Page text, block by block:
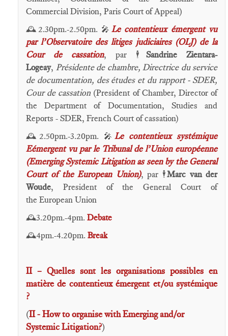
Commercial Division, Paris Court of Appeal)
🕰️ 2.30pm.-2.50pm. 🎤 Le contentieux émergent vu
par l’Observatoire des litiges judiciaires (OLJ) de la
Cour de cassation, par 🕴️ Sandrine Zientara-
Logeay, Présidente de chambre, Directrice du service
de documentation, des études et du rapport - SDER,
Cour de cassation (President of Chamber, Director of
the Department of Documentation, Studies and
Reports - SDER, French Court of cassation)
🕰️ 2.50pm.-3.20pm. 🎤Le contentieux systémique
Eémergent vu par le Tribunal de l’Union européenne
(Emerging Systemic Litigation as seen by the General
Court of the European Union), par 🕴️Marc van der
Woude, President of the General Court of
the European Union
🕰️3.20pm.-4pm. Debate
🕰️4pm.-4.20pm. Break
II – Quelles sont les organisations possibles en
matière de contentieux émergent et/ou systémique
?
(II - How to organise with Emerging and/or
Systemic Litigation?)